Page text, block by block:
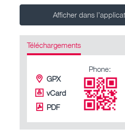
Afficher dans
Téléchargements
GPX
vCard
PDF
Phone: